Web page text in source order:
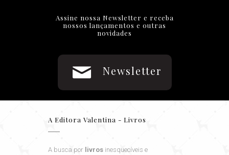
Assine nossa Newsletter e receba
nossos lançamentos e outras
novidades
Newsletter
A Editora Valentina - Livros
A busca por livros inesquecíveis e